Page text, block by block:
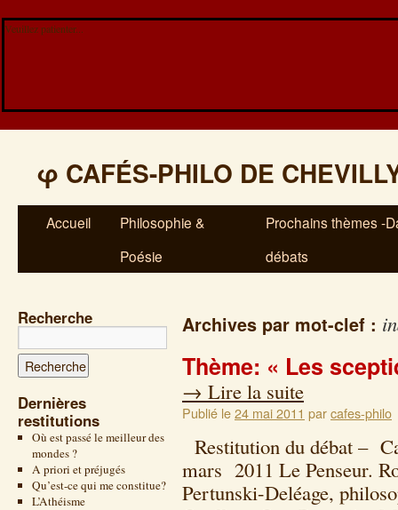
Veuillez patienter...
φ CAFÉS-PHILO DE
Accueil
Philosophie &
Poésie
Prochains thèmes -
débats
Recherche
Dernières
restitutions
Où est passé le meilleur des
mondes ?
A priori et préjugés
Qu’est-ce qui me constitue?
L’Athéisme
Archives par mot-clef :
Thème: « Les
→ Lire la suite
Publié le24 mai 2011 parcafes-philo
Restitution du débat –
mars 2011 Le Penseur.
Pertunski-Deléage,